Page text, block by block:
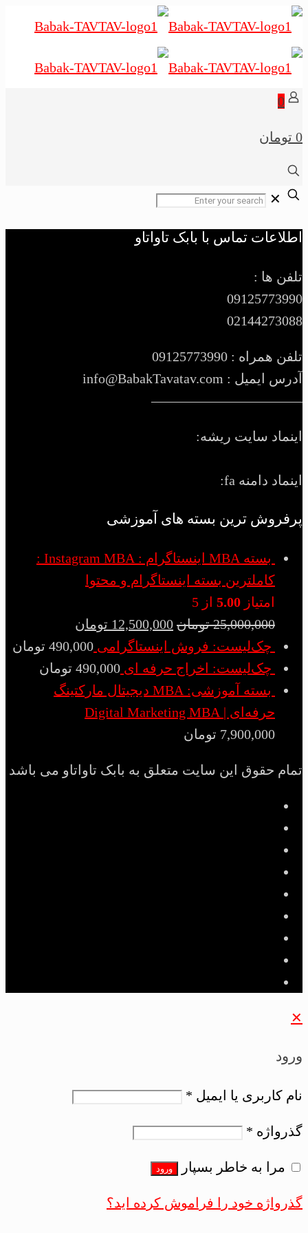
0
0 تومان
✕
اطلاعات تماس با بابک تاواتاو
تلفن ها :
09125773990
02144273088
تلفن همراه : 09125773990
آدرس ایمیل : info@BabakTavatav.com
———————————
اینماد سایت ریشه:
اینماد دامنه fa:
پرفروش ترین بسته های آموزشی
بسته MBA اینستاگرام : Instagram MBA :
کاملترین بسته اینستاگرام و محتوا
امتیاز 5.00 از 5
25,000,000 تومان 12,500,000 تومان
چک‌لیست: فروش اینستاگرامی 490,000 تومان
چک‌لیست: اخراج حرفه ای 490,000 تومان
بسته آموزشی: MBA دیجیتال مارکتینگ
حرفه‌ای | Digital Marketing MBA
7,900,000 تومان
تمام حقوق این سایت متعلق به بابک تاواتاو می باشد
✕
ورود
نام کاربری یا ایمیل *
گذرواژه *
مرا به خاطر بسپار ورود
گذرواژه خود را فراموش کرده اید؟